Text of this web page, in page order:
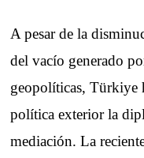
A pesar de la
del vacío generado
geopolíticas, Türkiye
política exterior la
mediación. La